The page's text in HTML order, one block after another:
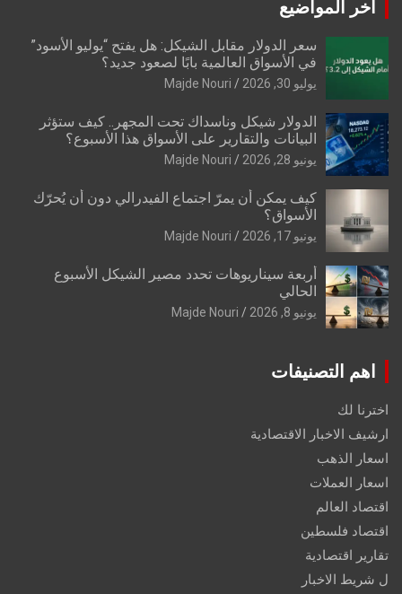
اخر المواضيع
سعر الدولار مقابل الشيكل: هل يفتح “يوليو الأسود”
في الأسواق العالمية بابًا لصعود جديد؟
يوليو 30, 2026 Majde Nouri
الدولار شيكل وناسداك تحت المجهر.. كيف ستؤثر
البيانات والتقارير على الأسواق هذا الأسبوع؟
يونيو 28, 2026 Majde Nouri
كيف يمكن أن يمرّ اجتماع الفيدرالي دون أن يُحرّك
الأسواق؟
يونيو 17, 2026 Majde Nouri
أربعة سيناريوهات تحدد مصير الشيكل الأسبوع
الحالي
يونيو 8, 2026 Majde Nouri
اهم التصنيفات
اخترنا لك
ارشيف الاخبار الاقتصادية
اسعار الذهب
اسعار العملات
اقتصاد العالم
اقتصاد فلسطين
تقارير اقتصادية
ل شريط الاخبار